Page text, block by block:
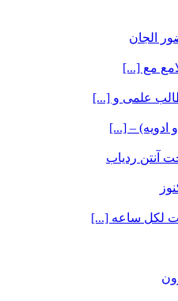
الجان
مع [...]
علمی و [...]
ادویه) – [...]
آنتن ردیاب
لکل ساعه [...]